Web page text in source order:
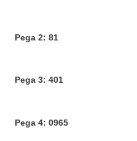
Pega 2: 81
Pega 3: 401
Pega 4: 0965